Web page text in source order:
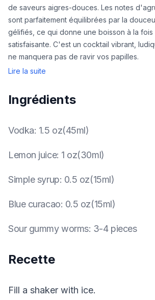
de saveurs aigres-douces. Les notes
sont parfaitement équilibrées par la
gélifiés, ce qui donne une boisson à la fois
satisfaisante. C'est un cocktail vibrant,
ne manquera pas de ravir vos papilles.
Lire la suite
Ingrédients
Vodka: 1.5 oz(45ml)
Lemon juice: 1 oz(30ml)
Simple syrup: 0.5 oz(15ml)
Blue curacao: 0.5 oz(15ml)
Sour gummy worms: 3-4 pieces
Recette
Fill a shaker with ice.